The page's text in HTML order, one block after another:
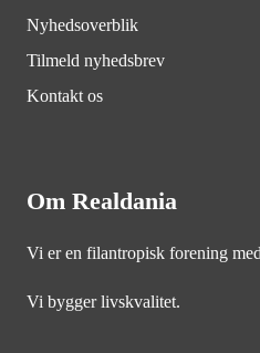
Nyhedsoverblik
Tilmeld nyhedsbrev
Kontakt os
Om Realdania
Vi er en filantropisk forening
Vi bygger livskvalitet.